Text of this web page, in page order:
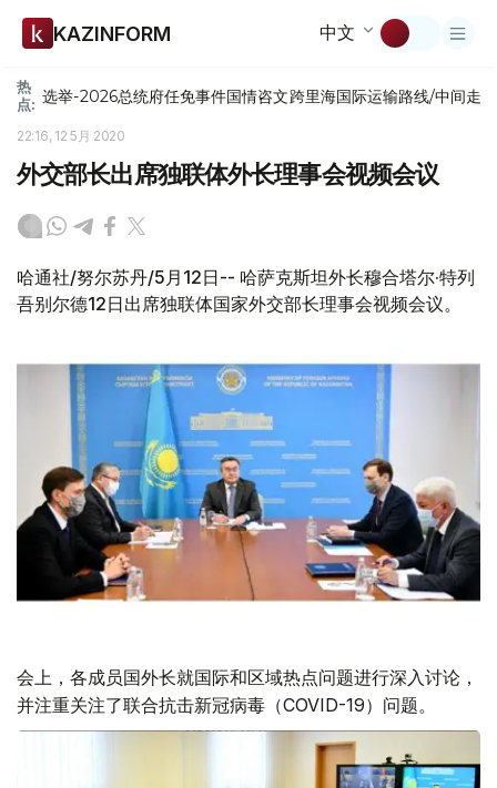
KAZINFORM 中文
热
点: 选举-2026总统府任免事件国情咨文跨里海国际运输路线/中间走廊
22:16, 12 5月 2020
外交部长出席独联体外长理事会视频会议
哈通社/努尔苏丹/5月12日-- 哈萨克斯坦外长穆合塔尔·特列
吾别尔德12日出席独联体国家外交部长理事会视频会议。
会上，各成员国外长就国际和区域热点问题进行深入讨论，
并注重关注了联合抗击新冠病毒（COVID-19）问题。